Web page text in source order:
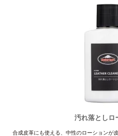
汚れ落としロ
合成皮革にも使える、中性のローションが